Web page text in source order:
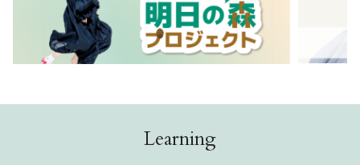
Learning